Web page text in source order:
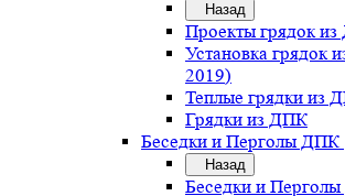
Назад
Проекты грядок
Установка грядок
2019)
Теплые грядки из
Грядки из ДПК
Беседки и Перголы ДПК
Назад
Беседки и